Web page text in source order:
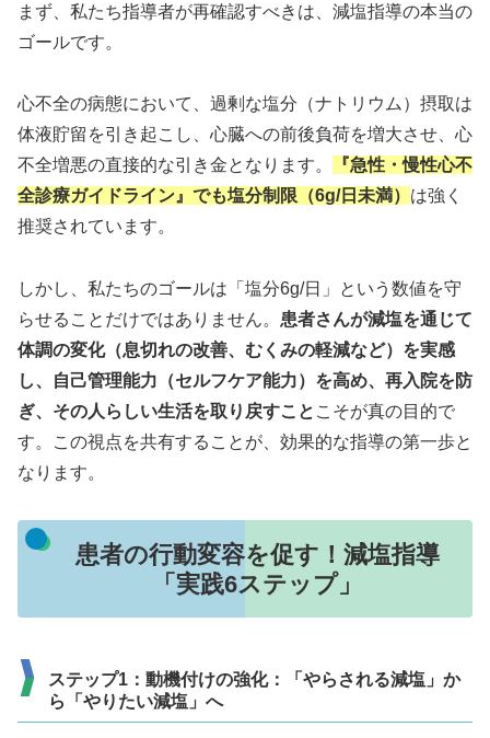
まず、私たち指導者が再確認すべきは、減塩指導の本当の
ゴールです。
心不全の病態において、過剰な塩分（ナトリウム）摂取は
体液貯留を引き起こし、心臓への前後負荷を増大させ、心
不全増悪の直接的な引き金となります。
『急性・慢性心不
全診療ガイドライン』でも塩分制限（6g/日未満） は強く
推奨されています。
しかし、私たちのゴールは「塩分6g/日」という数値を守
らせることだけではありません。 患者さんが減塩を通じて
体調の変化（息切れの改善、むくみの軽減など）を実感
し、自己管理能力（セルフケア能力）を高め、再入院を防
ぎ、その人らしい生活を取り戻すこと こそが真の目的で
す。この視点を共有することが、効果的な指導の第一歩と
なります。
患者の行動変容を促す！減塩指導
「実践6ステップ」
ステップ1：動機付けの強化：「やらされる減塩」か
ら「やりたい減塩」へ